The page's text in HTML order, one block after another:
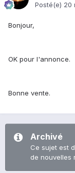
Posté(e) 20
Bonjour,
OK pour l'annonce.
Bonne vente.
Archivé
Ce sujet est
de nouvelles